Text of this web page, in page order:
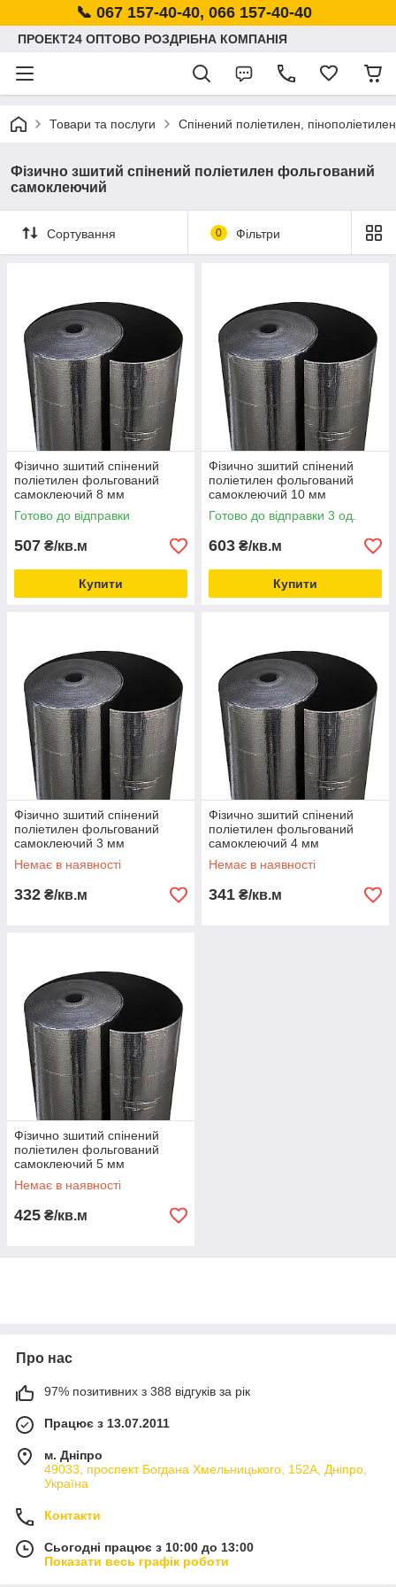
📞 067 157-40-40, 066 157-40-40
ПРОЕКТ24 ОПТОВО РОЗДРІБНА КОМПАНІЯ
Товари та послуги Спінений поліетилен, пінополіетилен
Фізично зшитий спінений поліетилен фольгований
самоклеючий
Сортування 0 Фільтри
Фізично зшитий спінений
поліетилен фольгований
самоклеючий 8 мм
Готово до відправки
507 ₴/кв.м
Купити
Фізично зшитий спінений
поліетилен фольгований
самоклеючий 10 мм
Готово до відправки 3 од.
603 ₴/кв.м
Купити
Фізично зшитий спінений
поліетилен фольгований
самоклеючий 3 мм
Немає в наявності
332 ₴/кв.м
Фізично зшитий спінений
поліетилен фольгований
самоклеючий 4 мм
Немає в наявності
341 ₴/кв.м
Фізично зшитий спінений
поліетилен фольгований
самоклеючий 5 мм
Немає в наявності
425 ₴/кв.м
Про нас
97% позитивних з 388 відгуків за рік
Працює з 13.07.2011
м. Дніпро
49033, проспект Богдана Хмельницького, 152А, Дніпро,
Україна
Контакти
Сьогодні працює з 10:00 до 13:00
Показати весь графік роботи